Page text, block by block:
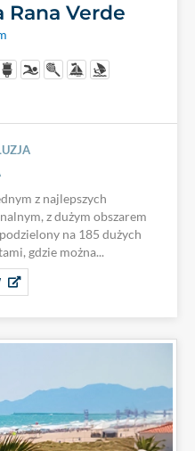
Rana Verde
z najlepszych
z dużym obszarem
na 185 dużych
gdzie można...